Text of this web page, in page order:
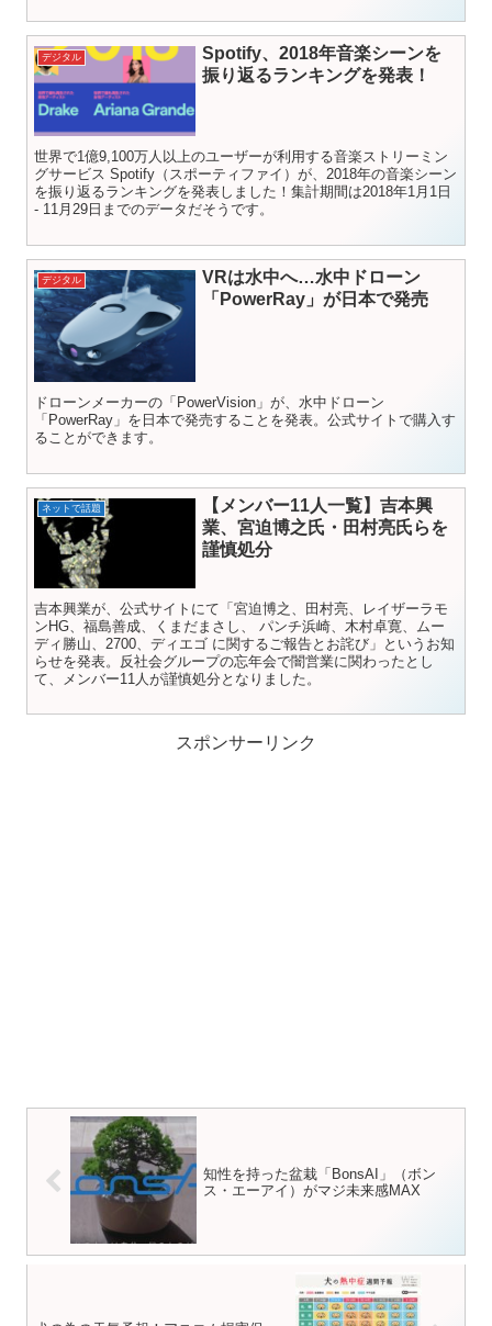
デジタル
Spotify、2018年音楽シーンを
振り返るランキングを発表！
世界で1億9,100万人以上のユーザーが利用する音楽ストリーミン
グサービス Spotify（スポーティファイ）が、2018年の音楽シーン
を振り返るランキングを発表しました！集計期間は2018年1月1日
- 11月29日までのデータだそうです。
デジタル
VRは水中へ…水中ドローン
「PowerRay」が日本で発売
ドローンメーカーの「PowerVision」が、水中ドローン
「PowerRay」を日本で発売することを発表。公式サイトで購入す
ることができます。
ネットで話題
【メンバー11人一覧】吉本興
業、宮迫博之氏・田村亮氏らを
謹慎処分
吉本興業が、公式サイトにて「宮迫博之、田村亮、レイザーラモ
ンHG、福島善成、くまだまさし、 パンチ浜崎、木村卓寛、ムー
ディ勝山、2700、ディエゴ に関するご報告とお詫び」というお知
らせを発表。反社会グループの忘年会で闇営業に関わったとし
て、メンバー11人が謹慎処分となりました。
スポンサーリンク
知性を持った盆栽「BonsAI」（ボン
ス・エーアイ）がマジ未来感MAX